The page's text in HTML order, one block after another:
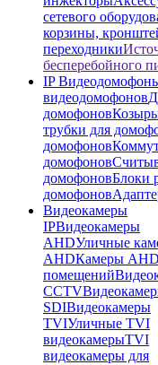
сетевого
корзины,
переходники
бесперебойного
IP
видеодомофонов
домофонов
трубки для
домофонов
домофонов
домофоновБлоки
домофонов
Видеокамеры
IPВидеокамеры
AHDУличные
AHDКамеры
помещений
CCTV
SDIВидеокамеры
TVIУличные TVI
видеокамерыTVI
видеокамеры для